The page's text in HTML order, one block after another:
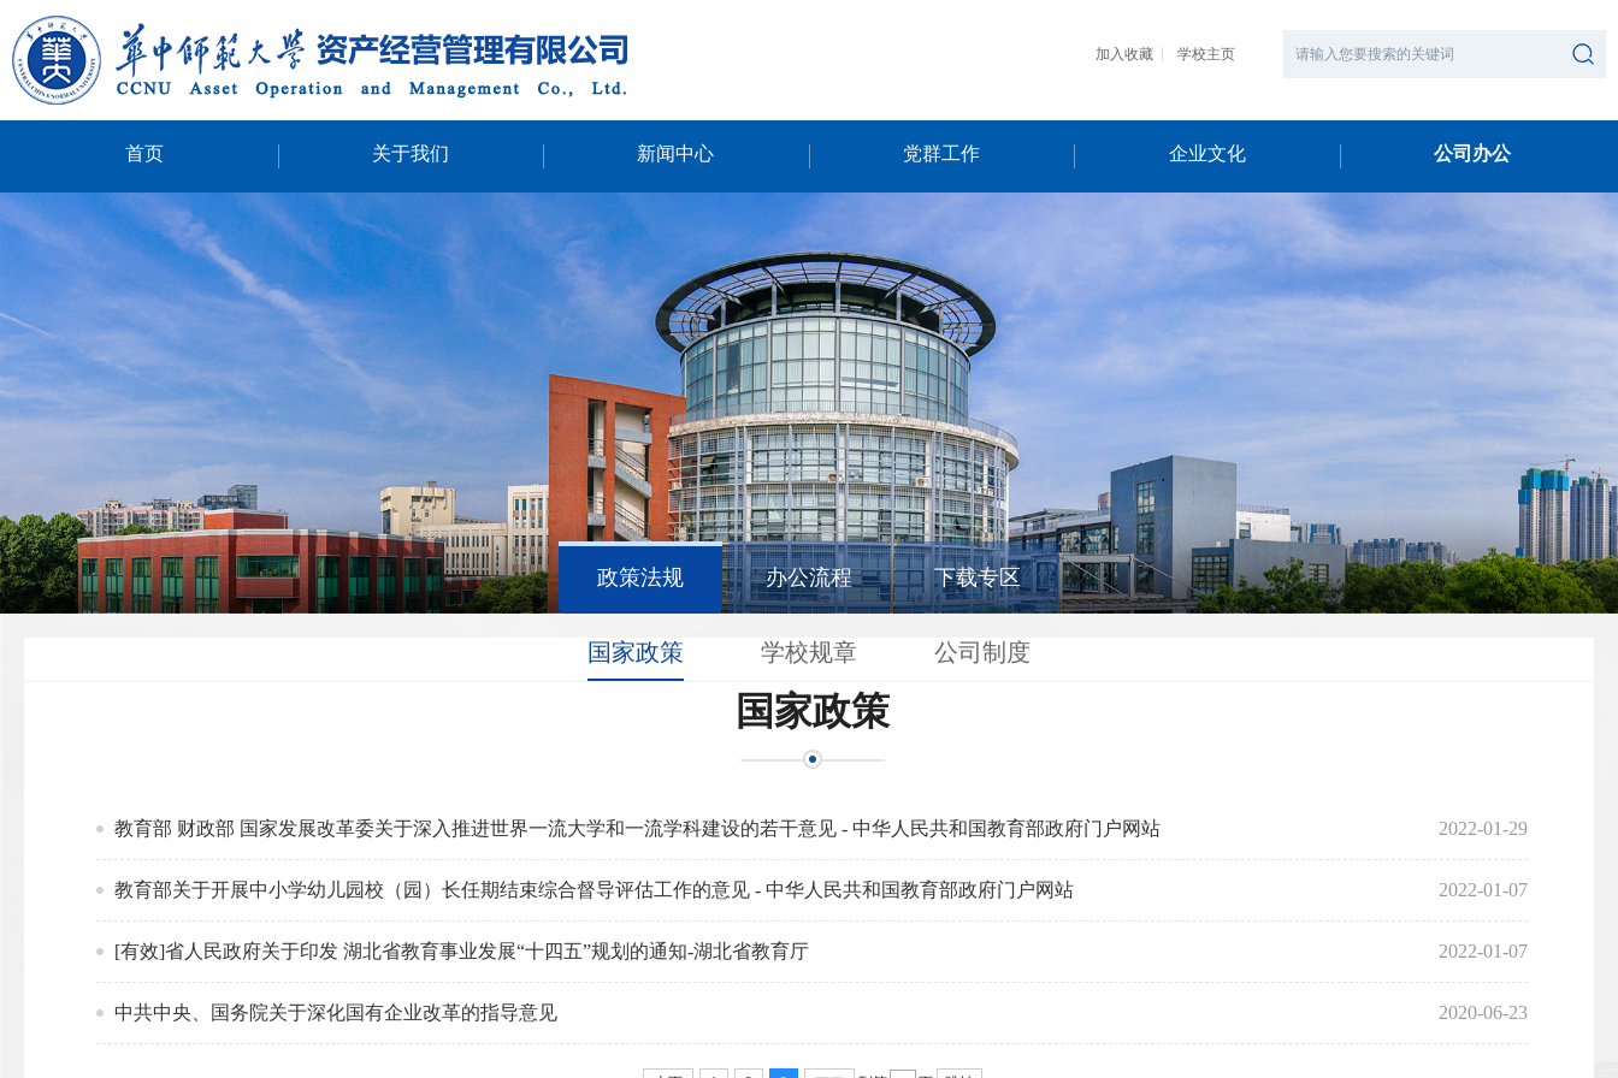
加入收藏 学校主页
首页 关于我们 新闻中心 党群工作 企业文化 公司办公
政策法规 办公流程 下载专区
国家政策 学校规章 公司制度
国家政策
教育部 财政部 国家发展改革委关于深入推进世界一流大学和一流学科建设的若干意见 - 中华人民共和国教育部政府门户网站 2022-01-29
教育部关于开展中小学幼儿园校（园）长任期结束综合督导评估工作的意见 - 中华人民共和国教育部政府门户网站 2022-01-07
[有效]省人民政府关于印发 湖北省教育事业发展“十四五”规划的通知-湖北省教育厅 2022-01-07
中共中央、国务院关于深化国有企业改革的指导意见 2020-06-23